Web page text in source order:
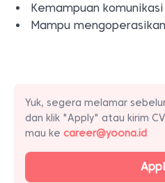
Kemampuan
Mampu
Yuk, segera melamar
dan klik "Apply" atau kirim
mau ke career@yoona.id